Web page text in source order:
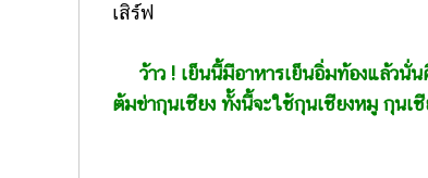
เสิร์ฟ
ว้าว ! เย็นนี้มีอาหารเย็นอิ่มท้องแล้วนั่น
ต้มข่ากุนเชียง ทั้งนี้จะใช้กุนเชียงหมู กุนเ